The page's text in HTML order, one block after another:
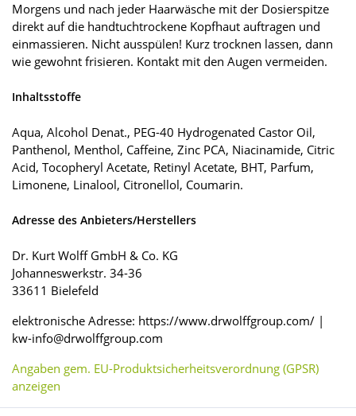
Morgens und nach jeder Haarwäsche mit der Dosierspitze
direkt auf die handtuchtrockene Kopfhaut auftragen und
einmassieren. Nicht ausspülen! Kurz trocknen lassen, dann
wie gewohnt frisieren. Kontakt mit den Augen vermeiden.
Inhaltsstoffe
Aqua, Alcohol Denat., PEG-40 Hydrogenated Castor Oil,
Panthenol, Menthol, Caffeine, Zinc PCA, Niacinamide, Citric
Acid, Tocopheryl Acetate, Retinyl Acetate, BHT, Parfum,
Limonene, Linalool, Citronellol, Coumarin.
Adresse des Anbieters/Herstellers
Dr. Kurt Wolff GmbH & Co. KG
Johanneswerkstr. 34-36
33611 Bielefeld
elektronische Adresse: https://www.drwolffgroup.com/ |
kw-info@drwolffgroup.com
Angaben gem. EU-Produktsicherheitsverordnung (GPSR)
anzeigen